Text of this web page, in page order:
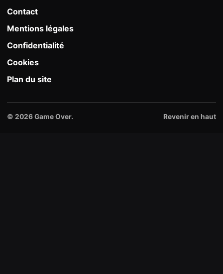
Contact
Mentions légales
Confidentialité
Cookies
Plan du site
© 2026 Game Over. Revenir en haut